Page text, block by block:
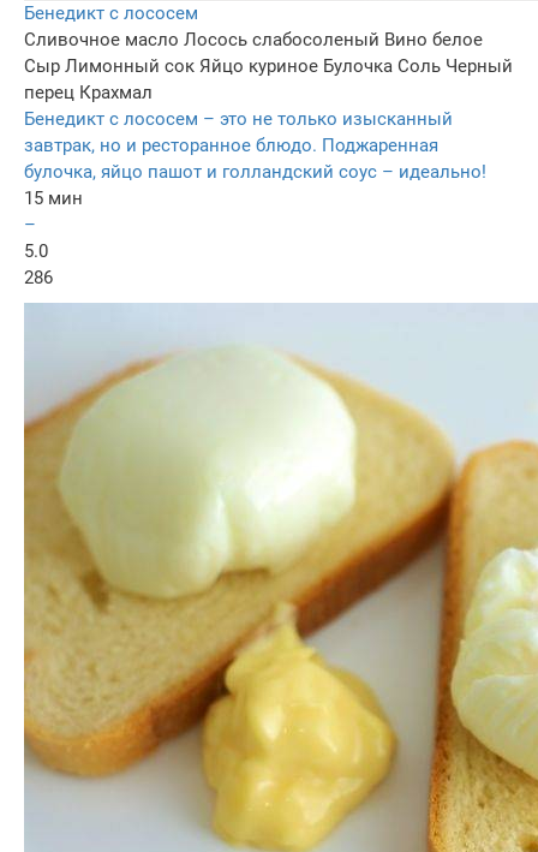
Бенедикт с лососем
Сливочное масло Лосось слабосоленый Вино белое
Сыр Лимонный сок Яйцо куриное Булочка Соль Черный
перец Крахмал
Бенедикт с лососем – это не только изысканный
завтрак, но и ресторанное блюдо. Поджаренная
булочка, яйцо пашот и голландский соус – идеально!
15 мин
–
5.0
286